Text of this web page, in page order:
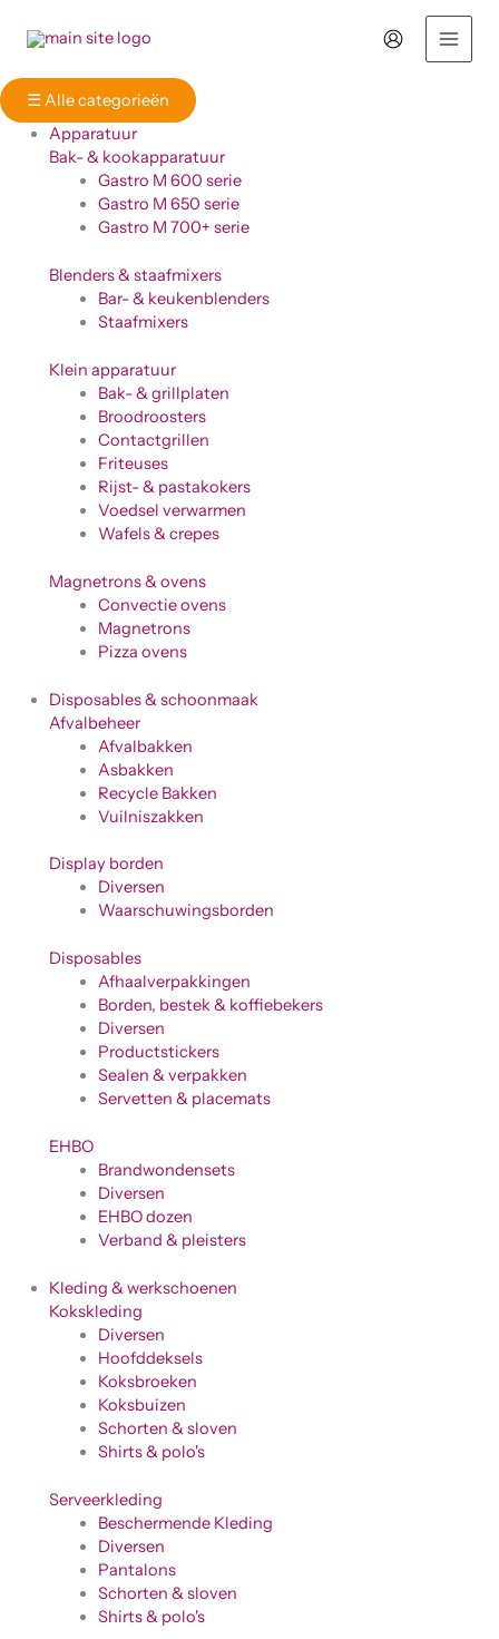
naar
inhoud
☰Alle categorieën
Apparatuur
Bak- & kookapparatuur
Gastro M 600 serie
Gastro M 650 serie
Gastro M 700+ serie
Blenders & staafmixers
Bar- & keukenblenders
Staafmixers
Klein apparatuur
Bak- & grillplaten
Broodroosters
Contactgrillen
Friteuses
Rijst- & pastakokers
Voedsel verwarmen
Wafels & crepes
Magnetrons & ovens
Convectie ovens
Magnetrons
Pizza ovens
Disposables & schoonmaak
Afvalbeheer
Afvalbakken
Asbakken
Recycle Bakken
Vuilniszakken
Display borden
Diversen
Waarschuwingsborden
Disposables
Afhaalverpakkingen
Borden, bestek & koffiebekers
Diversen
Productstickers
Sealen & verpakken
Servetten & placemats
EHBO
Brandwondensets
Diversen
EHBO dozen
Verband & pleisters
Kleding & werkschoenen
Kokskleding
Diversen
Hoofddeksels
Koksbroeken
Koksbuizen
Schorten & sloven
Shirts & polo's
Serveerkleding
Beschermende Kleding
Diversen
Pantalons
Schorten & sloven
Shirts & polo's